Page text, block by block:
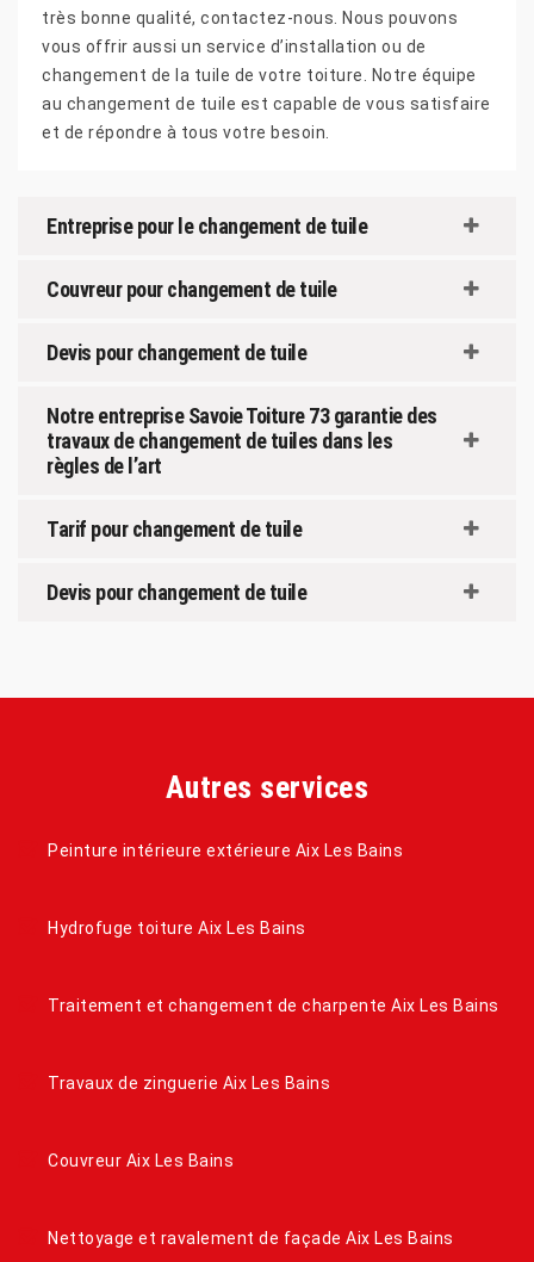
très bonne qualité, contactez-nous. Nous pouvons
vous offrir aussi un service d’installation ou de
changement de la tuile de votre toiture. Notre équipe
au changement de tuile est capable de vous satisfaire
et de répondre à tous votre besoin.
Entreprise pour le changement de tuile
Couvreur pour changement de tuile
Devis pour changement de tuile
Notre entreprise Savoie Toiture 73 garantie des
travaux de changement de tuiles dans les
règles de l’art
Tarif pour changement de tuile
Devis pour changement de tuile
Autres services
Peinture intérieure extérieure Aix Les Bains
Hydrofuge toiture Aix Les Bains
Traitement et changement de charpente Aix Les Bains
Travaux de zinguerie Aix Les Bains
Couvreur Aix Les Bains
Nettoyage et ravalement de façade Aix Les Bains